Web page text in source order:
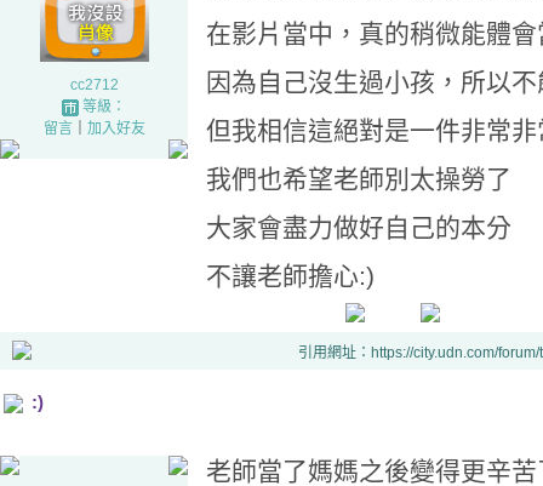
cc2712
等級：
留言｜ 加入好友
在影片當中，真的稍微能體
因為自己沒生過小孩，所以
但我相信這絕對是一件非常
我們也希望老師別太操勞了
大家會盡力做好自己的本分
不讓老師擔心:)
引用網址：https://city.udn.com/
:)
老師當了媽媽之後變得更辛苦